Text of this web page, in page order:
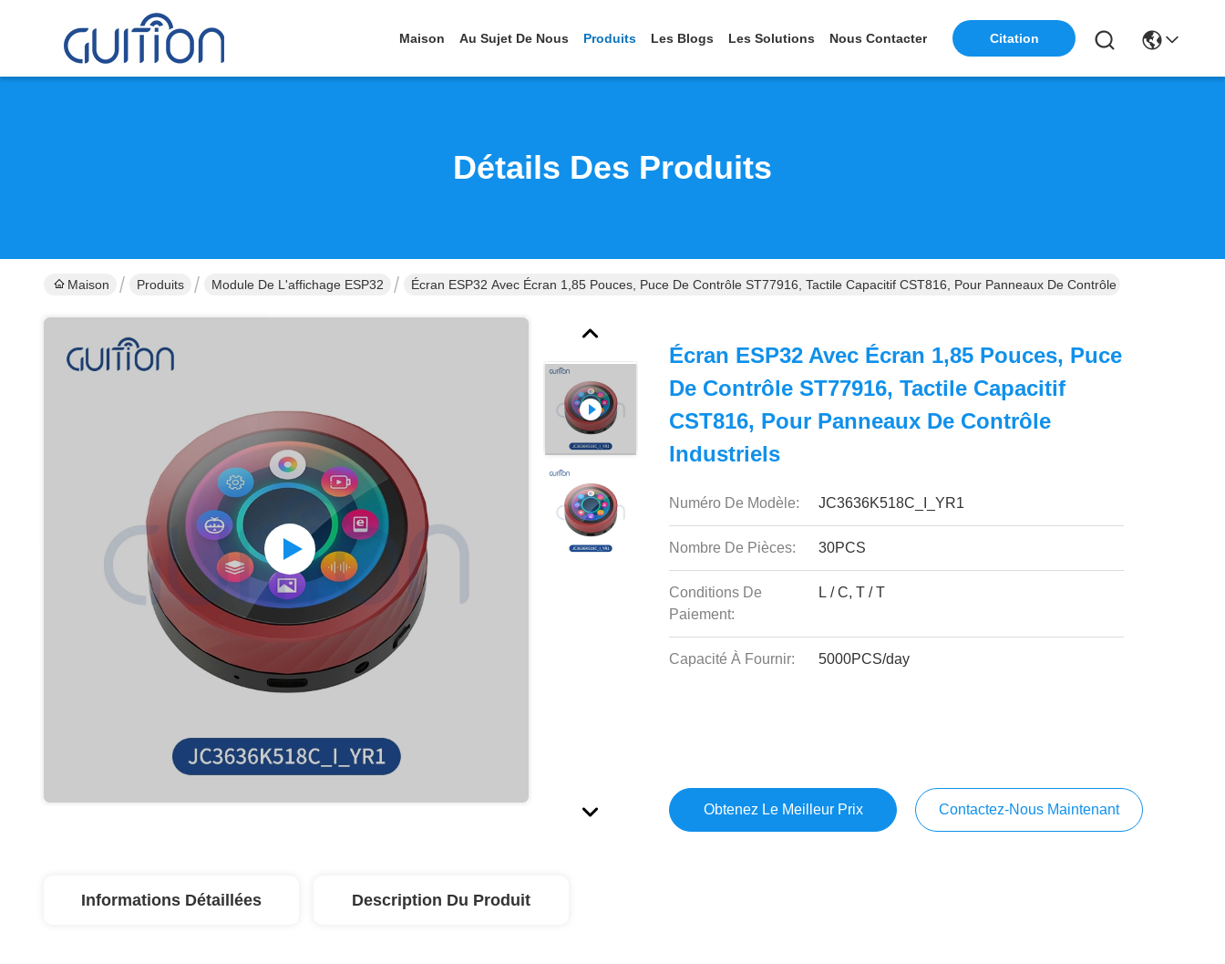
Maison Au Sujet De Nous Produits Les Blogs Les Solutions Nous Contacter Citation
Détails Des Produits
Maison Produits Module De L'affichage ESP32 Écran ESP32 Avec Écran 1,85 Pouces, Puce De Contrôle ST77916, Tactile Capacitif CST816, Pour Panneaux De Contrôle Industriels
Écran ESP32 Avec Écran 1,85 Pouces, Puce
De Contrôle ST77916, Tactile Capacitif
CST816, Pour Panneaux De Contrôle
Industriels
Numéro De Modèle: JC3636K518C_I_YR1
Nombre De Pièces: 30PCS
Conditions De
Paiement:
L / C, T / T
Capacité À Fournir: 5000PCS/day
Obtenez Le Meilleur Prix Contactez-Nous Maintenant
Informations Détaillées Description Du Produit